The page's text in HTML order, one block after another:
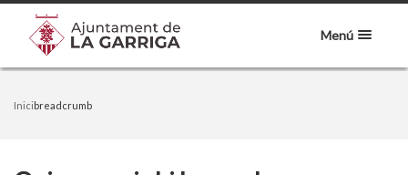
Menú
Inicibreadcrumb